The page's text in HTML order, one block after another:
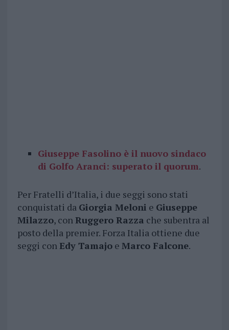
Giuseppe Fasolino è il nuovo sindaco
di Golfo Aranci: superato il quorum.
Per Fratelli d’Italia, i due seggi sono stati
conquistati da Giorgia Meloni e Giuseppe
Milazzo, conRuggero Razza che subentra al
posto della premier. Forza Italia ottiene due
seggi conEdy Tamajoe Marco Falcone.